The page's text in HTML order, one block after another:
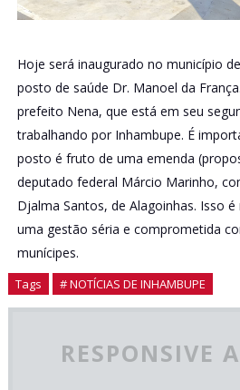
Hoje será inaugurado no município
posto de saúde Dr. Manoel da
prefeito Nena, que está em seu
trabalhando por Inhambupe. É
posto é fruto de uma emenda
deputado federal Márcio Marinho,
Djalma Santos, de Alagoinhas. Isso
uma gestão séria e comprometida
munícipes.
Tags # NOTÍCIAS DE INHAMBUPE
RESPONSIVE